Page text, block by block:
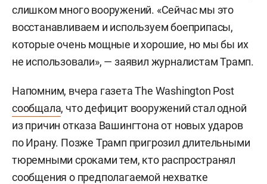
слишком много вооружений. «Сейчас мы это
восстанавливаем и используем боеприпасы,
которые очень мощные и хорошие, но мы бы их
не использовали», — заявил журналистам Трамп.
Напомним, вчера газета The Washington Post
сообщала, что дефицит вооружений стал одной
из причин отказа Вашингтона от новых ударов
по Ирану. Позже Трамп пригрозил длительными
тюремными сроками тем, кто распространял
сообщения о предполагаемой нехватке